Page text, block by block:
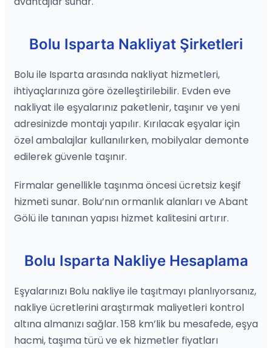
Bolu Isparta Nakliyat Şirketleri
Bolu ile Isparta arasında nakliyat hizmetleri,
ihtiyaçlarınıza göre özelleştirilebilir. Evden eve
nakliyat ile eşyalarınız paketlenir, taşınır ve yeni
adresinizde montajı yapılır. Kırılacak eşyalar için
özel ambalajlar kullanılırken, mobilyalar demonte
edilerek güvenle taşınır.
Firmalar genellikle taşınma öncesi ücretsiz keşif
hizmeti sunar. Bolu’nın ormanlık alanları ve Abant
Gölü ile tanınan yapısı hizmet kalitesini artırır.
Bolu Isparta Nakliye Hesaplama
Eşyalarınızı Bolu nakliye ile taşıtmayı planlıyorsanız,
nakliye ücretlerini araştırmak maliyetleri kontrol
altına almanızı sağlar. 158 km’lik bu mesafede, eşya
hacmi, taşıma türü ve ek hizmetler fiyatları